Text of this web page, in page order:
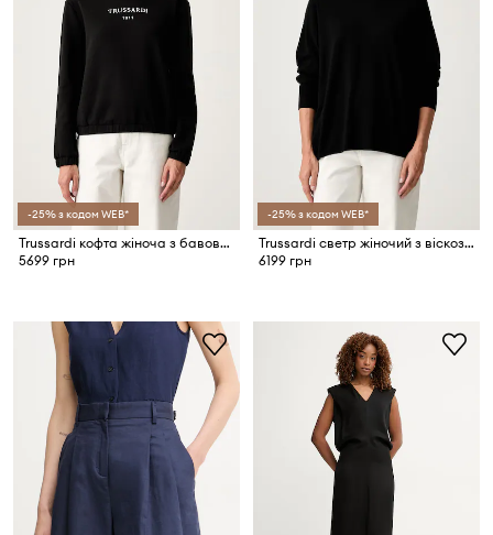
-25% з кодом WEB*
Trussardi кофта жіноча з бавовною
5699 грн
-25% з кодом WEB*
Trussardi светр жіночий з віскозою
6199 грн